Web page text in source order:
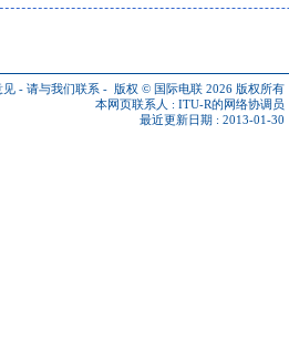
见 - 请与我们联系 - 版权 © 国际电联 2026 版权所有
本网页联系人 : ITU-R的网络协调员
最近更新日期 : 2013-01-30